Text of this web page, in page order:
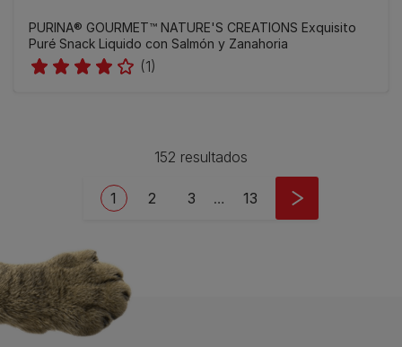
PURINA® GOURMET™ NATURE'S CREATIONS Exquisito
Puré Snack Liquido con Salmón y Zanahoria
(1)
152 resultados
Current page
1 Page
2 Page
3 … Last page
13